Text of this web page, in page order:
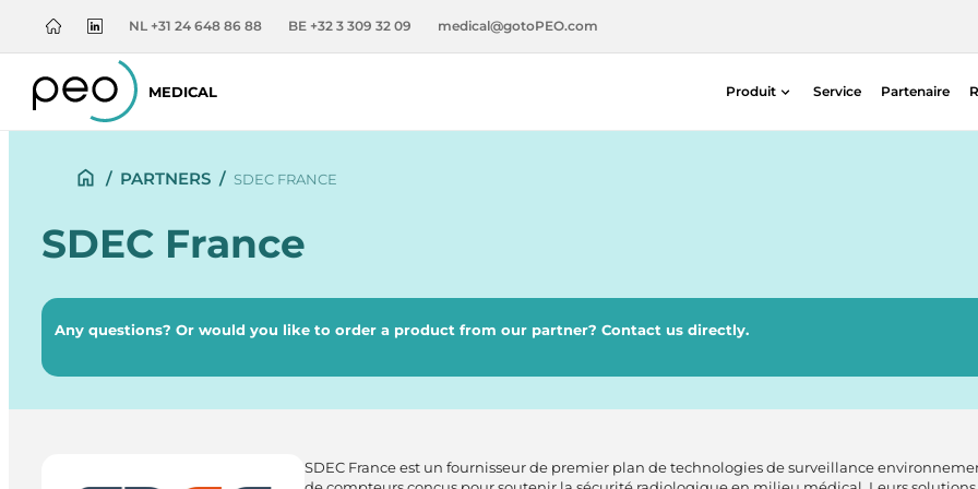
NL +31 24 648 86 88 BE +32 3 309 32 09 medical@gotoPEO.com
MEDICAL Produit Service Partenaire
/ PARTNERS / SDEC FRANCE
SDEC France
Any questions? Or would you like to order a product from our partner? Contact us directly.
SDEC France est un fournisseur de premier plan de technologies de surveillance